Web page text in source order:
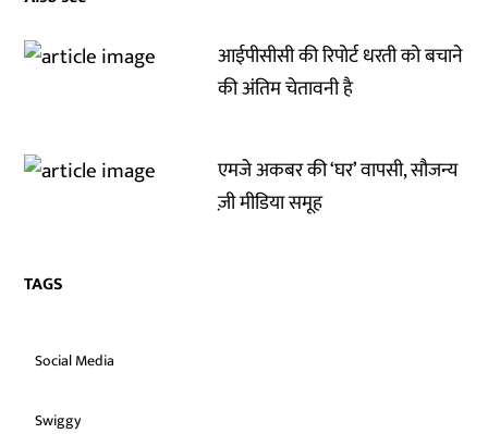
आईपीसीसी की रिपोर्ट धरती को बचाने
की अंतिम चेतावनी है
एमजे अकबर की ‘घर’ वापसी, सौजन्य
ज़ी मीडिया समूह
TAGS
Social Media
Swiggy